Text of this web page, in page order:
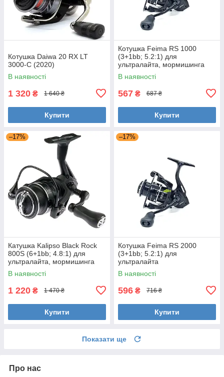
Котушка Daiwa 20 RX LT
3000-C (2020)
В наявності
1 320 ₴ 1 640 ₴
Купити
Котушка Feima RS 1000
(3+1bb; 5.2:1) для
ультралайта, мормишинга
В наявності
567 ₴ 687 ₴
Купити
–17%
Катушка Kalipso Black Rock
800S (6+1bb; 4.8:1) для
ультралайта, мормишинга
В наявності
1 220 ₴ 1 470 ₴
Купити
–17%
Котушка Feima RS 2000
(3+1bb; 5.2:1) для
ультралайта
В наявності
596 ₴ 716 ₴
Купити
Показати ще
Про нас